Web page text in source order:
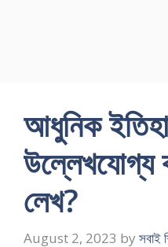
আধুনিক
উল্লেখযোগ্য
লেখ?
August 2, 2023 by সবাই